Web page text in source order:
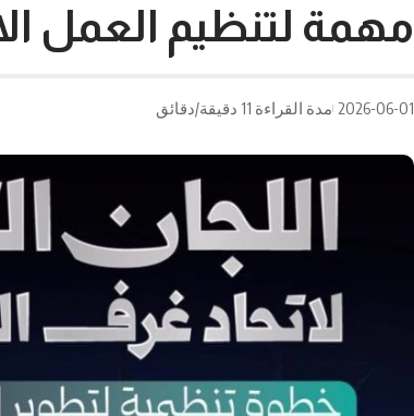
مهمة لتنظيم العمل
2026-06-01 مدة القراءة 11 دقيقة/دقائق